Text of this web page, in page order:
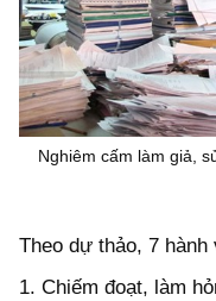
Video
Photo
Nghiêm cấm làm giả,
Theo dự thảo, 7
1. Chiếm đoạt, làm